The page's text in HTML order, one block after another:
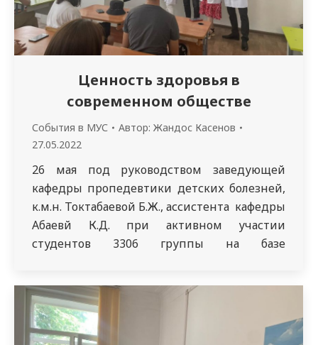
Ценность здоровья в
современном обществе
События в МУС Автор: Жандос Касенов
27.05.2022
26 мая под руководством заведующей
кафедры пропедевтики детских болезней,
к.м.н. Токтабаевой Б.Ж., ассистента кафедры
Абаевй К.Д. при активном участии
студентов 3306 группы на базе
учащихся 11 классов проведена санитарно-
просветительная работа на тему «Ценность
здоровья в современном обществе» в